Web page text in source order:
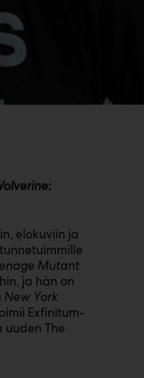
elokuviin ja
Mutant
ja hän on
New York
Exfinitum-
The